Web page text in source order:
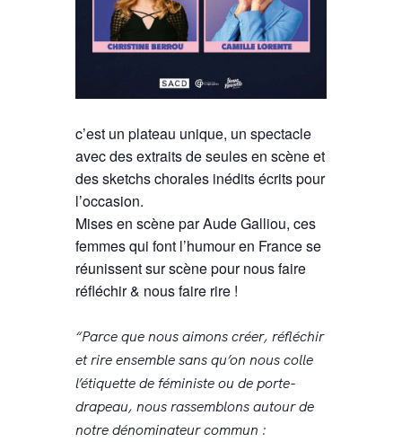
c’est un plateau unique, un spectacle
avec des extraits de seules en scène et
des sketchs chorales inédits écrits pour
l’occasion.
Mises en scène par Aude Galliou, ces
femmes qui font l’humour en France se
réunissent sur scène pour nous faire
réfléchir & nous faire rire !
“Parce que nous aimons créer, réfléchir
et rire ensemble sans qu’on nous colle
l’étiquette de féministe ou de porte-
drapeau, nous rassemblons autour de
notre dénominateur commun :